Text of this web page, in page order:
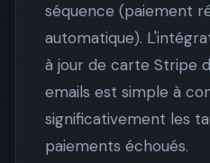
séquence (paiement
automatique).
à jour de carte Stripe
emails est simple à
significativement les
paiements échoués.